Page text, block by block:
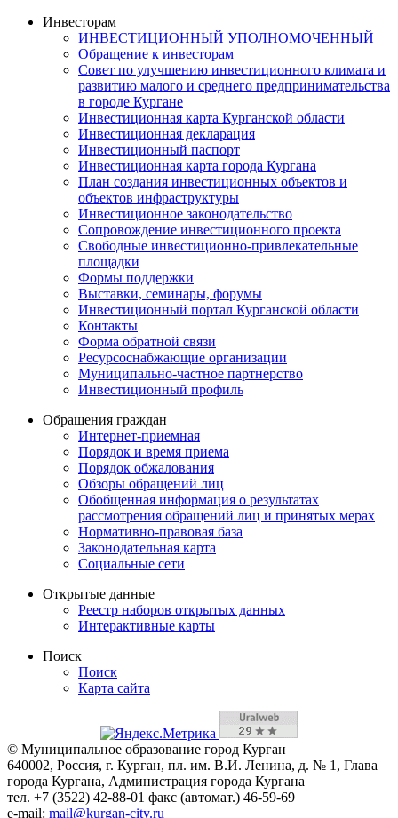
Инвесторам
ИНВЕСТИЦИОННЫЙ УПОЛНОМОЧЕННЫЙ
Обращение к инвесторам
Совет по улучшению инвестиционного климата и
развитию малого и среднего предпринимательства
в городе Кургане
Инвестиционная карта Курганской области
Инвестиционная декларация
Инвестиционный паспорт
Инвестиционная карта города Кургана
План создания инвестиционных объектов и
объектов инфраструктуры
Инвестиционное законодательство
Сопровождение инвестиционного проекта
Свободные инвестиционно-привлекательные
площадки
Формы поддержки
Выставки, семинары, форумы
Инвестиционный портал Курганской области
Контакты
Форма обратной связи
Ресурсоснабжающие организации
Муниципально-частное партнерство
Инвестиционный профиль
Обращения граждан
Интернет-приемная
Порядок и время приема
Порядок обжалования
Обзоры обращений лиц
Обобщенная информация о результатах
рассмотрения обращений лиц и принятых мерах
Нормативно-правовая база
Законодательная карта
Социальные сети
Открытые данные
Реестр наборов открытых данных
Интерактивные карты
Поиск
Поиск
Карта сайта
© Муниципальное образование город Курган
640002, Россия, г. Курган, пл. им. В.И. Ленина, д. № 1, Глава
города Кургана, Администрация города Кургана
тел. +7 (3522) 42-88-01 факс (автомат.) 46-59-69
e-mail: mail@kurgan-city.ru